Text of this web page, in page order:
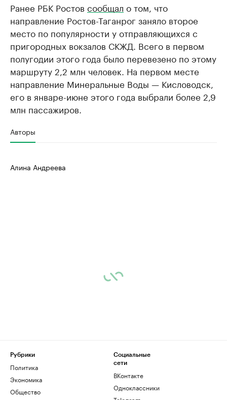
Ранее РБК Ростов сообщал о том, что
направление Ростов-Таганрог заняло второе
место по популярности у отправляющихся с
пригородных вокзалов СКЖД. Всего в первом
полугодии этого года было перевезено по этому
маршруту 2,2 млн человек. На первом месте
направление Минеральные Воды — Кисловодск,
его в январе-июне этого года выбрали более 2,9
млн пассажиров.
Авторы
Алина Андреева
Рубрики
Политика
Экономика
Общество
Социальные
сети
ВКонтакте
Одноклассники